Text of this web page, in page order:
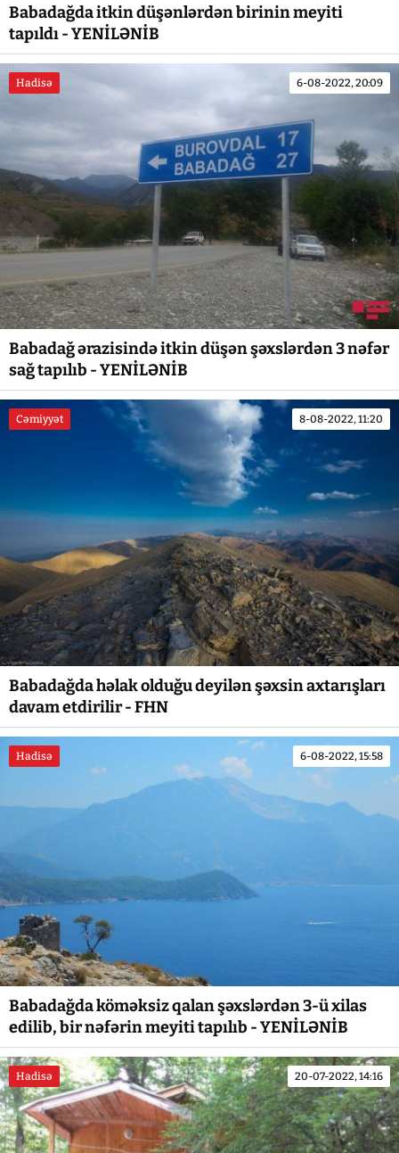
Babadağda itkin düşənlərdən birinin meyiti
tapıldı - YENİLƏNİB
Hadisə 6-08-2022, 20:09
Babadağ ərazisində itkin düşən şəxslərdən 3 nəfər
sağ tapılıb - YENİLƏNİB
Cəmiyyət 8-08-2022, 11:20
Babadağda həlak olduğu deyilən şəxsin axtarışları
davam etdirilir - FHN
Hadisə 6-08-2022, 15:58
Babadağda köməksiz qalan şəxslərdən 3-ü xilas
edilib, bir nəfərin meyiti tapılıb - YENİLƏNİB
Hadisə 20-07-2022, 14:16